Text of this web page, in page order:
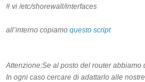
# vi /etc/shorewall/interfaces
all’interno copiamo questo script
Attenzione:Se al posto del router abbiamo
In ogni caso cercare di adattarlo alle